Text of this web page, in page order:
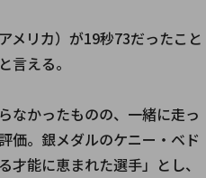
メリカ）が19秒73だったこと
言える。
なかったものの、一緒に走っ
価。銀メダルのケニー・ベド
才能に恵まれた選手」とし、